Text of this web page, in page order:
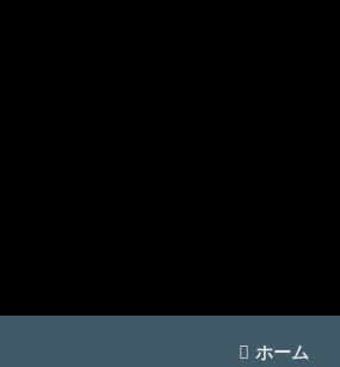
ホーム